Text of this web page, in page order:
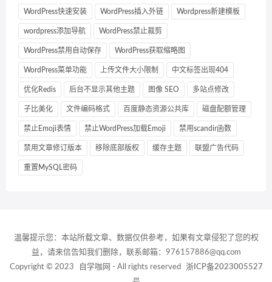
WordPress快速安装 WordPress插入外链 Wordpress新建模板
wordpress添加导航 WordPress禁止裁剪
WordPress禁用自动保存 WordPress获取缩略图
WordPress菜单功能 上传文件大小限制 中文标签出现404
优化Redis 后台不显示其他主题 图像 SEO 多站点修改
子比美化 文件编码格式 百度静态资源公共库 磁盘配额管理
禁止Emoji表情 禁止WordPress加载Emoji 禁用scandir函数
禁用文章修订版本 移除底部版权 缓存主题 联盟广告代码
重置MySQL密码
温馨提示您：本站所载文章、数据仅供参考，如果有文章侵犯了您的权
益，请来信告知我们删除，联系邮箱：976157886@qq.com
Copyright © 2023
自学咖网 - All rights reserved
浙ICP备2023005527